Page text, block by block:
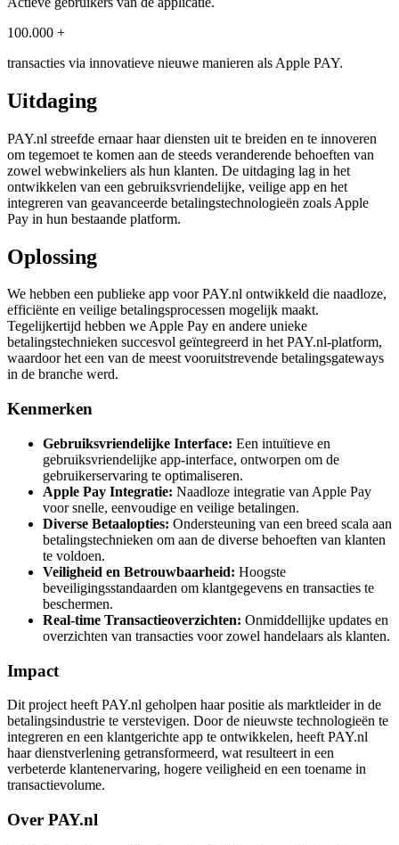
100.000 +
transacties via innovatieve nieuwe manieren als Apple PAY.
Uitdaging
PAY.nl streefde ernaar haar diensten uit te breiden en te innoveren
om tegemoet te komen aan de steeds veranderende behoeften van
zowel webwinkeliers als hun klanten. De uitdaging lag in het
ontwikkelen van een gebruiksvriendelijke, veilige app en het
integreren van geavanceerde betalingstechnologieën zoals Apple
Pay in hun bestaande platform.
Oplossing
We hebben een publieke app voor PAY.nl ontwikkeld die naadloze,
efficiënte en veilige betalingsprocessen mogelijk maakt.
Tegelijkertijd hebben we Apple Pay en andere unieke
betalingstechnieken succesvol geïntegreerd in het PAY.nl-platform,
waardoor het een van de meest vooruitstrevende betalingsgateways
in de branche werd.
Kenmerken
Gebruiksvriendelijke Interface: Een intuïtieve en
gebruiksvriendelijke app-interface, ontworpen om de
gebruikerservaring te optimaliseren.
Apple Pay Integratie: Naadloze integratie van Apple Pay
voor snelle, eenvoudige en veilige betalingen.
Diverse Betaalopties: Ondersteuning van een breed scala aan
betalingstechnieken om aan de diverse behoeften van klanten
te voldoen.
Veiligheid en Betrouwbaarheid: Hoogste
beveiligingsstandaarden om klantgegevens en transacties te
beschermen.
Real-time Transactieoverzichten: Onmiddellijke updates en
overzichten van transacties voor zowel handelaars als klanten.
Impact
Dit project heeft PAY.nl geholpen haar positie als marktleider in de
betalingsindustrie te verstevigen. Door de nieuwste technologieën te
integreren en een klantgerichte app te ontwikkelen, heeft PAY.nl
haar dienstverlening getransformeerd, wat resulteert in een
verbeterde klantenervaring, hogere veiligheid en een toename in
transactievolume.
Over PAY.nl